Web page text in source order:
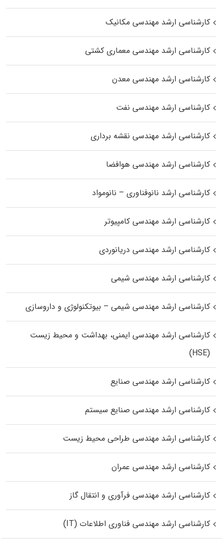
کارشناسی ارشد مهندسی مکانیک
کارشناسی ارشد مهندسی معماری کشتی
کارشناسی ارشد مهندسی معدن
کارشناسی ارشد مهندسی نفت
کارشناسی ارشد مهندسی نقشه برداری
کارشناسی ارشد مهندسی هوافضا
کارشناسی ارشد نانوفناوری – نانومواد
کارشناسی ارشد مهندسی کامپیوتر
کارشناسی ارشد مهندسی دریانوردی
کارشناسی ارشد مهندسی شیمی
کارشناسی ارشد مهندسی شیمی – بیوتکنولوژی و داروسازی
کارشناسی ارشد مهندسی ایمنی، بهداشت و محیط زیست
(HSE)
کارشناسی ارشد مهندسی صنایع
کارشناسی ارشد مهندسی صنایع سیستم
کارشناسی ارشد مهندسی طراحی محیط زیست
کارشناسی ارشد مهندسی عمران
کارشناسی ارشد مهندسی فرآوری و انتقال گاز
کارشناسی ارشد مهندسی فناوری اطلاعات (IT)